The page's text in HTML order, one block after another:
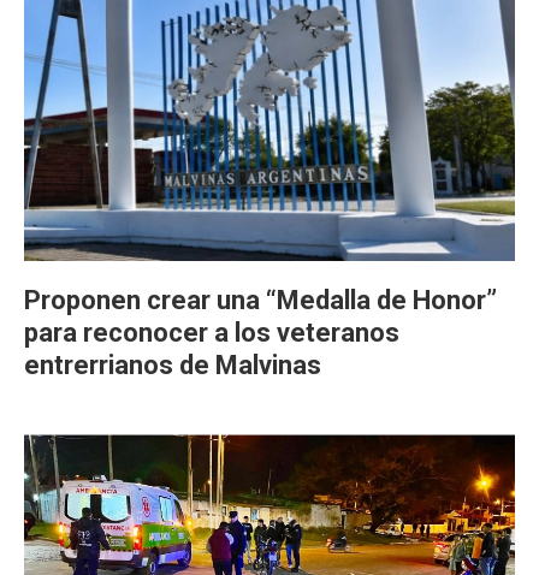
Proponen crear una “Medalla de Honor”
para reconocer a los veteranos
entrerrianos de Malvinas